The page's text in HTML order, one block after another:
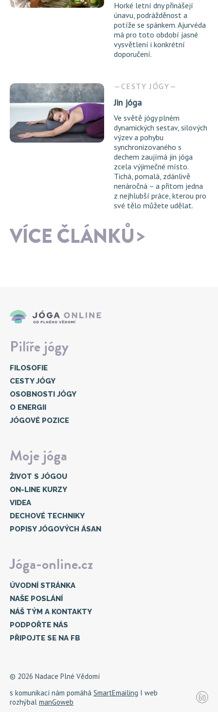
Horké letní dny přinášejí
únavu, podrážděnost a
potíže se spánkem. Ajurvéda
má pro toto období jasné
vysvětlení i konkrétní
doporučení.
CESTY JÓGY
Jin jóga
Ve světě jógy plném
dynamických sestav, silových
výzev a pohybu
synchronizovaného s
dechem zaujímá jin jóga
zcela výjimečné místo.
Tichá, pomalá, zdánlivě
nenáročná – a přitom jedna
z nejhlubší práce, kterou pro
své tělo můžete udělat.
VÍCE ČLÁNKŮ
Pilíře jógy
FILOSOFIE
CESTY JÓGY
OSOBNOSTI JÓGY
O ENERGII
JÓGOVÉ POZICE
Moje jóga
ŽIVOT S JÓGOU
ON-LINE KURZY
VIDEA
DECHOVÉ TECHNIKY
POPISY JÓGOVÝCH ÁSAN
Jóga-online.cz
ÚVODNÍ STRÁNKA
NAŠE POSLÁNÍ
NÁŠ TÝM A KONTAKTY
PODPOŘTE NÁS
PŘIPOJTE SE NA FB
© 2026 Nadace Plné Vědomí
s komunikací nám pomáhá SmartEmailing I web
rozhýbal manGoweb